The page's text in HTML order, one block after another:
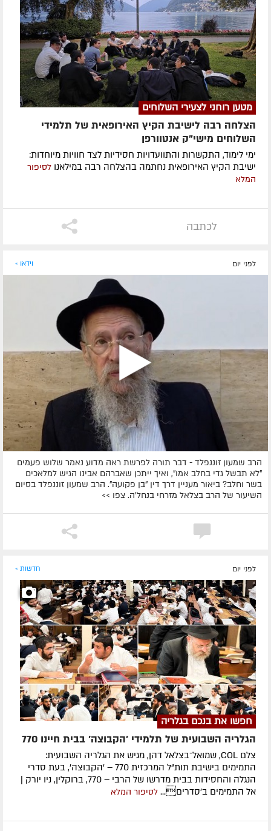
מטען רוחני לצעירי השלוחים
הצלחה רבה לישיבת הקיץ האירופאית של תלמידי
השלוחים מישי"ק אנטוורפן
ימי לימוד, התקשרות והתוועדויות חסידיות לצד חוויות מיוחדות:
ישיבת הקיץ האירופאית נחתמה בהצלחה רבה במילאנו לסיפור
המלא
לכתבה
לפני יום וידאו »
הרב שמעון זוננפלד - דבר תורה לפרשת ראה מדוע נאמר שלוש פעמים
"לא תבשל גדי בחלב אמו", ואיך ייתכן שאברהם אבינו הגיש למלאכים
בשר וחלב? ביאור מעניין דרך דין "בן פקועה". הרב שמעון זוננפלד בסיום
השיעור של הרב בצלאל מזרחי בנחל'ה. צפו >>
לפני יום חדשות »
חפשו את בנכם בגלריה
הגלריה השבועית של תלמידי 'הקבוצה' בבית חיינו 770
צלם COL, שמואל־בצלאל דהן, מגיש את הגלריה השבועית:
התמימים בישיבת תות"ל המרכזית 770 – 'הקבוצה', בעת סדרי
הנגלה והחסידות בבית מדרשו של הרבי – 770, ברוקלין, ניו יורק |
אל התמימים ב'סדרים... לסיפור המלא